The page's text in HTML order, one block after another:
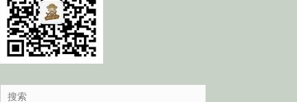
Search